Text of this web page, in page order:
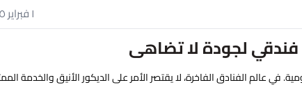
١ فبراير ٢٠٢٥
فندقي لجودة لا تضاهى
في عالم الفنادق الفاخرة، لا يقتصر الأمر على الديكور الأنيق والخدمة